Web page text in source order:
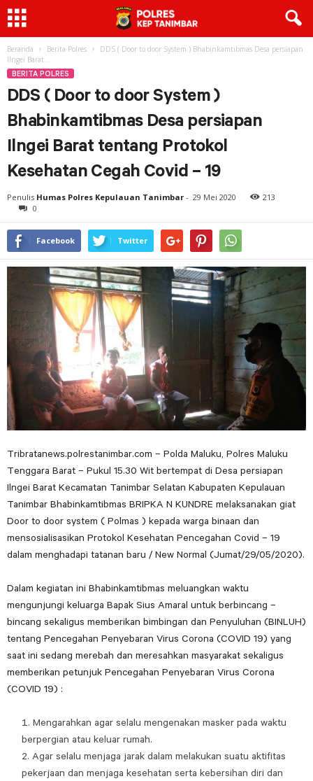
Beranda Berita Polres
DDS ( Door to door System ) Bhabinkamtibmas Desa persiapan
Ilngei Barat...
BERITA POLRES
DDS ( Door to door System )
Bhabinkamtibmas Desa persiapan
Ilngei Barat tentang Protokol
Kesehatan Cegah Covid – 19
Penulis Humas Polres Kepulauan Tanimbar - 29 Mei 2020
213
0
Facebook Twitter
Tribratanews.polrestanimbar.com – Polda Maluku, Polres Maluku
Tenggara Barat – Pukul 15.30 Wit bertempat di Desa persiapan
Ilngei Barat Kecamatan Tanimbar Selatan Kabupaten Kepulauan
Tanimbar Bhabinkamtibmas BRIPKA N KUNDRE melaksanakan giat
Door to door system ( Polmas ) kepada warga binaan dan
mensosialisasikan Protokol Kesehatan Pencegahan Covid – 19
dalam menghadapi tatanan baru / New Normal (Jumat/29/05/2020).
Dalam kegiatan ini Bhabinkamtibmas meluangkan waktu
mengunjungi keluarga Bapak Sius Amaral untuk berbincang –
bincang sekaligus memberikan bimbingan dan Penyuluhan (BINLUH)
tentang Pencegahan Penyebaran Virus Corona (COVID 19) yang
saat ini sedang merebah dan meresahkan masyarakat sekaligus
memberikan petunjuk Pencegahan Penyebaran Virus Corona
(COVID 19) :
Mengarahkan agar selalu mengenakan masker pada waktu
berpergian atau keluar rumah.
Agar selalu menjaga jarak dalam melakukan suatu aktifitas
pekerjaan dan menjaga kesehatan serta kebersihan diri dan